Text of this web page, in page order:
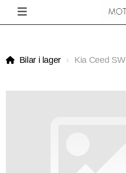
Bilar i lager Kia Ceed SW